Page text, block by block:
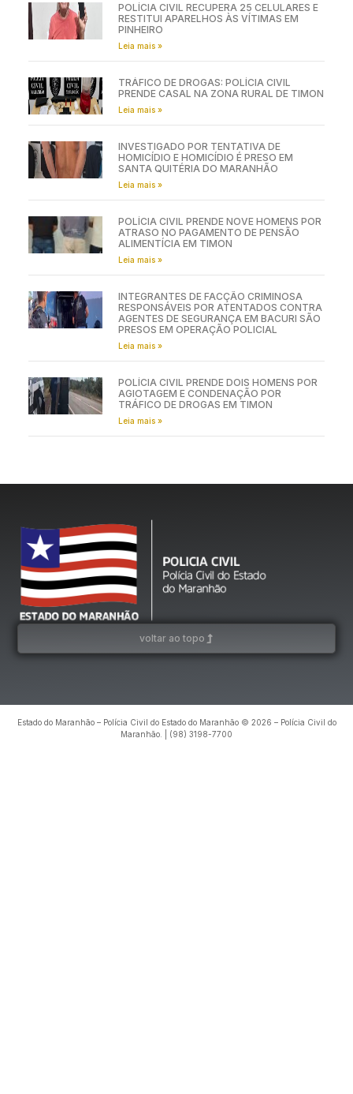
POLÍCIA CIVIL RECUPERA 25 CELULARES E
RESTITUI APARELHOS ÀS VÍTIMAS EM
PINHEIRO
Leia mais »
TRÁFICO DE DROGAS: POLÍCIA CIVIL
PRENDE CASAL NA ZONA RURAL DE TIMON
Leia mais »
INVESTIGADO POR TENTATIVA DE
HOMICÍDIO E HOMICÍDIO É PRESO EM
SANTA QUITÉRIA DO MARANHÃO
Leia mais »
POLÍCIA CIVIL PRENDE NOVE HOMENS POR
ATRASO NO PAGAMENTO DE PENSÃO
ALIMENTÍCIA EM TIMON
Leia mais »
INTEGRANTES DE FACÇÃO CRIMINOSA
RESPONSÁVEIS POR ATENTADOS CONTRA
AGENTES DE SEGURANÇA EM BACURI SÃO
PRESOS EM OPERAÇÃO POLICIAL
Leia mais »
POLÍCIA CIVIL PRENDE DOIS HOMENS POR
AGIOTAGEM E CONDENAÇÃO POR
TRÁFICO DE DROGAS EM TIMON
Leia mais »
voltar ao topo
Estado do Maranhão – Polícia Civil do Estado do Maranhão © 2026 – Polícia Civil do
Maranhão. | (98) 3198-7700